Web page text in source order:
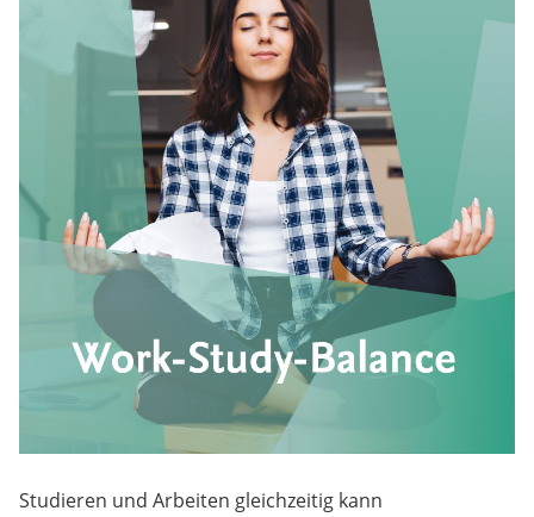
Studieren und Arbeiten gleichzeitig kann